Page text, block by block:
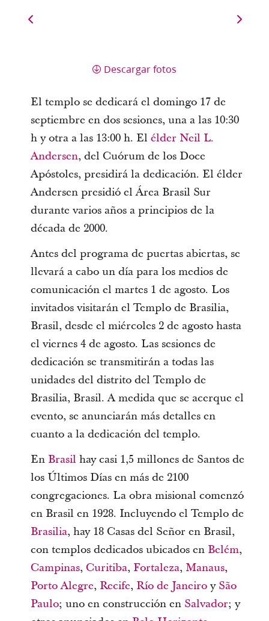
Descargar fotos
El templo se dedicará el domingo 17 de
septiembre en dos sesiones, una a las 10:30
h y otra a las 13:00 h. El élder Neil L.
Andersen, del Cuórum de los Doce
Apóstoles, presidirá la dedicación. El élder
Andersen presidió el Área Brasil Sur
durante varios años a principios de la
década de 2000.
Antes del programa de puertas abiertas, se
llevará a cabo un día para los medios de
comunicación el martes 1 de agosto. Los
invitados visitarán el Templo de Brasilia,
Brasil, desde el miércoles 2 de agosto hasta
el viernes 4 de agosto. Las sesiones de
dedicación se transmitirán a todas las
unidades del distrito del Templo de
Brasilia, Brasil. A medida que se acerque el
evento, se anunciarán más detalles en
cuanto a la dedicación del templo.
En Brasil hay casi 1,5 millones de Santos de
los Últimos Días en más de 2100
congregaciones. La obra misional comenzó
en Brasil en 1928. Incluyendo el Templo de
Brasilia, hay 18 Casas del Señor en Brasil,
con templos dedicados ubicados en Belém,
Campinas, Curitiba, Fortaleza, Manaus,
Porto Alegre, Recife, Río de Janeiroy São
Paulo; uno en construcción en Salvador; y